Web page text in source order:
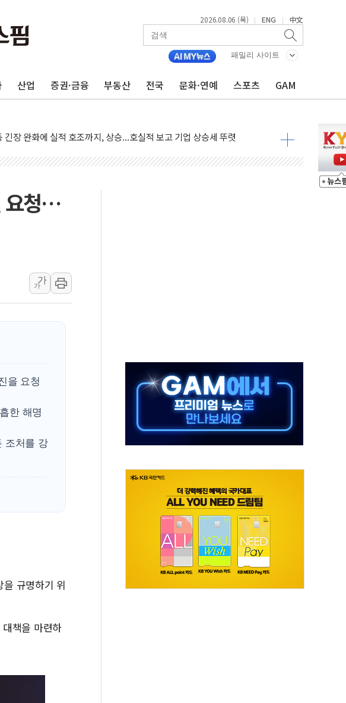
2026.08.06 (목) | ENG | 中文
패밀리 사이트
산업 증권·금융 부동산 전국 문화·연예 스포츠 GAM
특징주...모더나·아이온큐·도어대시↑ VS 샌디스크·피그마·앱러빈↓
업이익 N% 성과급 반대…상법·자본시장법 개정 논의"
리 탄도미사일 발사에 긴급 안보 점검회의
고…美 고용 둔화·호르무즈 재개방 기대에 강세
론으로 우크라 민간인 '사파리' 공격… 시민들 공포감 극대화 전략
수 하락 속 'DGC' 임시 주총 기대감에 홀로 상한가…마진 잔액은 사상 최고
장서 화재 1명 중상…대응 1단계 진압 중
관 "주 52시간 손봐야, 경쟁상대 中과 비교해야"
상서 부유물 감긴 어선 구조
지 누출, 백린 아닌 무해한 표면 부식 물질"
코인, ETF 자금 유입에도 박스권…美 암호화폐 법안 처리 여부도 변수
요청…
가
가
을 요청
한 해명
조처를 강
규명하기 위
책을 마련하